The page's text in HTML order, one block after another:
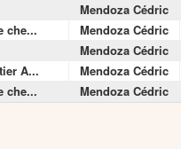
Mendoza Cédric
che... Mendoza Cédric
Mendoza Cédric
A... Mendoza Cédric
che... Mendoza Cédric